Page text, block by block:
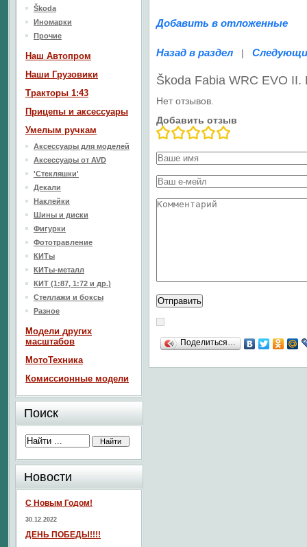
Добавить в отложенные
Назад в раздел |
Škoda Fabia WRC EVO
Нет отзывов.
Добавить отзыв
Поделиться…
Škoda
Иномарки
Прочие
Наш Aвтопром
Наши Грузовики
Тракторы 1:43
Прицепы и аксессуары
Умелым ручкам
Аксессуары для моделей
Аксессуары от AVD
'Стекляшки'
Декали
Наклейки
Шины и диски
Фигурки
Фототравление
КИТы
КИТы-металл
КИТ (1:87, 1:72 и др.)
Стеллажи и боксы
Разное
Модели других
масштабов
МотоТехника
Комиссионные модели
Поиск
Новости
С Новым Годом!
30.12.2022
ДЕНЬ ПОБЕДЫ!!!!